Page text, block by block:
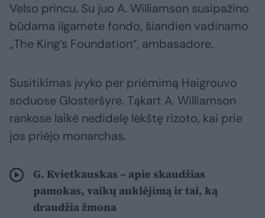
Velso princu. Su juo A. Williamson susipažino
būdama ilgamete fondo, šiandien vadinamo
„The King’s Foundation“, ambasadore.
Susitikimas įvyko per priėmimą Haigrouvo
soduose Glosteršyre. Tąkart A. Williamson
rankose laikė nedidelę lėkštę rizoto, kai prie
jos priėjo monarchas.
G. Kvietkauskas – apie skaudžias
pamokas, vaikų auklėjimą ir tai, ką
draudžia žmona